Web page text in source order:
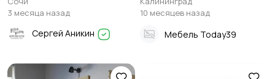
3 месяца назад
Сергей Аникин
10 месяцев назад
Мебель Today39